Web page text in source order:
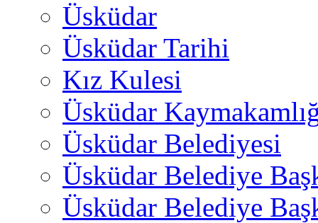
Üsküdar
Üsküdar Tarihi
Kız Kulesi
Üsküdar
Üsküdar Belediyesi
Üsküdar Belediye
Üsküdar Belediye